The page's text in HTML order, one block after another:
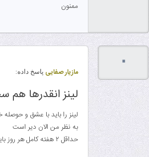
ممنون
۰
مازیار صفایی پاسخ داده:
لینز انقدرها
لینز را باید با عشق و حوصله
به نظر من الان دیر است
حداقل ۲ هفته کامل هر روز باید لینز را خوند تا تمریناتش تموم بشه